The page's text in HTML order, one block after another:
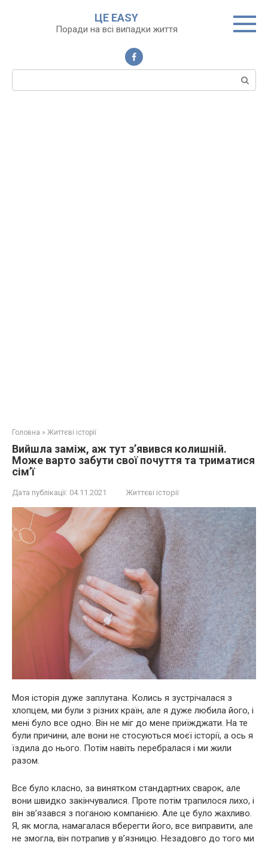
ЦЕ EASY
Поради на всі випадки життя
Пошук:
Головна » Життєві історії
Вийшла заміж, аж тут з’явився колишній.
Може варто забути свої почуття та триматися
сім’ї
Дата публікації: 04.11.2021 Життєві історії
Моя історія дуже заплутана. Колись я зустрічалася з
хлопцем, ми були з різних країн, але я дуже любила його, і
мені було все одно. Він не міг до мене приїжджати. На те
були причини, але вони не стосуються моєї історії, а ось я
їздила до нього. Потім навіть перебралася і ми жили
разом.
Все було класно, за винятком стандартних сварок, але
вони швидко закінчувалися. Проте потім трапилося лихо, і
він зв’язався з поганою компанією. Але це було жахливо.
Я, як могла, намагалася вберегти його, все виправити, але
не змогла, він потрапив у в’язницю. Незадовго до того ми